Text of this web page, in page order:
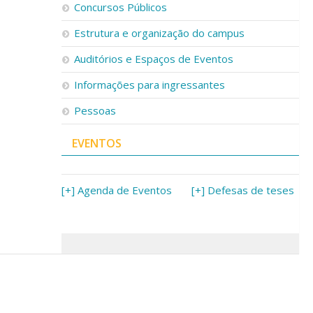
Concursos Públicos
Estrutura e organização do campus
Auditórios e Espaços de Eventos
Informações para ingressantes
Pessoas
EVENTOS
[+] Agenda de Eventos [+] Defesas de teses